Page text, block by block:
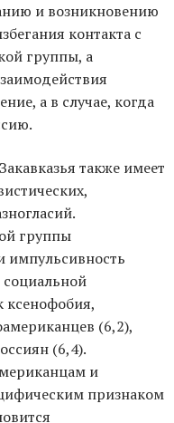
и возникновению
контакта с
группы, а
а в случае, когда
также имеет
группы
импульсивность
ксенофобия,
(6,2),
(6,4).
и
признаком